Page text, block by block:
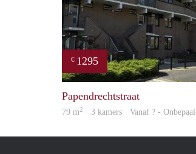
€ 1295
Papendrechtstraat
79 m2 · 3 kamers · Vanaf ? -